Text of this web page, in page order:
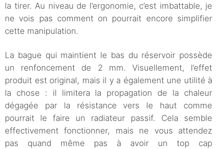
la tirer. Au niveau de l’ergonomie, c’est imbattable, je
ne vois pas comment on pourrait encore simplifier
cette manipulation.
La bague qui maintient le bas du réservoir possède
un renfoncement de 2 mm. Visuellement, l’effet
produit est original, mais il y a également une utilité à
la chose : il limitera la propagation de la chaleur
dégagée par la résistance vers le haut comme
pourrait le faire un radiateur passif. Cela semble
effectivement fonctionner, mais ne vous attendez
pas quand même pas à avoir un top cap